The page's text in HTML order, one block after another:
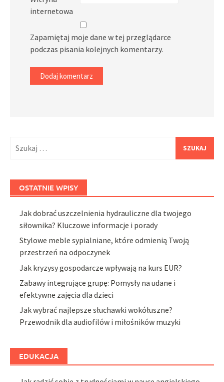
internetowa
Zapamiętaj moje dane w tej przeglądarce
podczas pisania kolejnych komentarzy.
OSTATNIE WPISY
Jak dobrać uszczelnienia hydrauliczne dla twojego
siłownika? Kluczowe informacje i porady
Stylowe meble sypialniane, które odmienią Twoją
przestrzeń na odpoczynek
Jak kryzysy gospodarcze wpływają na kurs EUR?
Zabawy integrujące grupę: Pomysły na udane i
efektywne zajęcia dla dzieci
Jak wybrać najlepsze słuchawki wokółuszne?
Przewodnik dla audiofilów i miłośników muzyki
EDUKACJA